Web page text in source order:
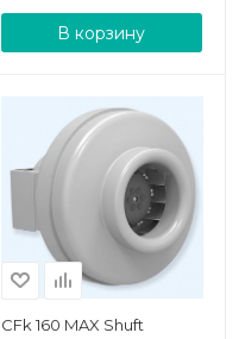
В корзину
CFk 160 MAX Shuft